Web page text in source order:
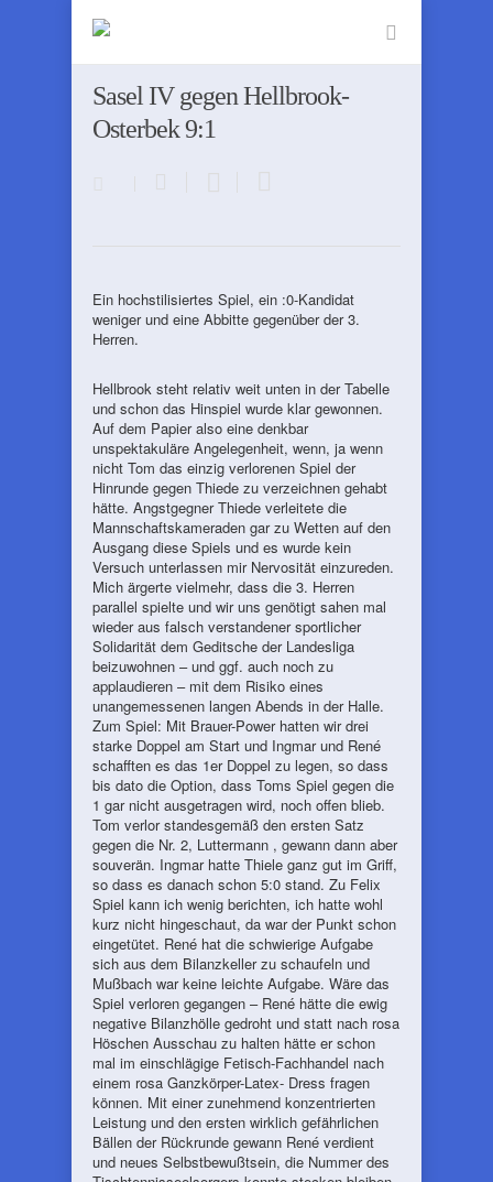
Sasel IV gegen Hellbrook-
Osterbek 9:1
Ein hochstilisiertes Spiel, ein :0-Kandidat
weniger und eine Abbitte gegenüber der 3.
Herren.
Hellbrook steht relativ weit unten in der Tabelle
und schon das Hinspiel wurde klar gewonnen.
Auf dem Papier also eine denkbar
unspektakuläre Angelegenheit, wenn, ja wenn
nicht Tom das einzig verlorenen Spiel der
Hinrunde gegen Thiede zu verzeichnen gehabt
hätte. Angstgegner Thiede verleitete die
Mannschaftskameraden gar zu Wetten auf den
Ausgang diese Spiels und es wurde kein
Versuch unterlassen mir Nervosität einzureden.
Mich ärgerte vielmehr, dass die 3. Herren
parallel spielte und wir uns genötigt sahen mal
wieder aus falsch verstandener sportlicher
Solidarität dem Geditsche der Landesliga
beizuwohnen – und ggf. auch noch zu
applaudieren – mit dem Risiko eines
unangemessenen langen Abends in der Halle.
Zum Spiel: Mit Brauer-Power hatten wir drei
starke Doppel am Start und Ingmar und René
schafften es das 1er Doppel zu legen, so dass
bis dato die Option, dass Toms Spiel gegen die
1 gar nicht ausgetragen wird, noch offen blieb.
Tom verlor standesgemäß den ersten Satz
gegen die Nr. 2, Luttermann , gewann dann aber
souverän. Ingmar hatte Thiele ganz gut im Griff,
so dass es danach schon 5:0 stand. Zu Felix
Spiel kann ich wenig berichten, ich hatte wohl
kurz nicht hingeschaut, da war der Punkt schon
eingetütet. René hat die schwierige Aufgabe
sich aus dem Bilanzkeller zu schaufeln und
Mußbach war keine leichte Aufgabe. Wäre das
Spiel verloren gegangen – René hätte die ewig
negative Bilanzhölle gedroht und statt nach rosa
Höschen Ausschau zu halten hätte er schon
mal im einschlägige Fetisch-Fachhandel nach
einem rosa Ganzkörper-Latex- Dress fragen
können. Mit einer zunehmend konzentrierten
Leistung und den ersten wirklich gefährlichen
Bällen der Rückrunde gewann René verdient
und neues Selbstbewußtsein, die Nummer des